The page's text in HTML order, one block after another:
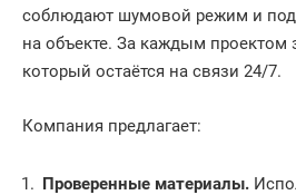
соблюдают шумовой режим и
на объекте. За каждым проектом
который остаётся на связи 24/7.
Компания предлагает:
Проверенные материалы.